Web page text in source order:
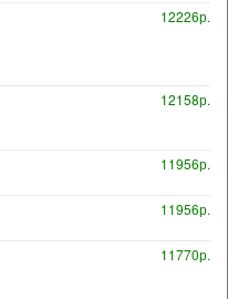
12226р.
12158р.
11956р.
11956р.
11770р.